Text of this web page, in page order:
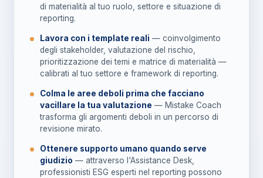
di materialità al tuo ruolo, settore e situazione di
reporting.
Lavora con i template reali — coinvolgimento
degli stakeholder, valutazione del rischio,
prioritizzazione dei temi e matrice di materialità —
calibrati al tuo settore e framework di reporting.
Colma le aree deboli prima che facciano
vacillare la tua valutazione — Mistake Coach
trasforma gli argomenti deboli in un percorso di
revisione mirato.
Ottenere supporto umano quando serve
giudizio — attraverso l'Assistance Desk,
professionisti ESG esperti nel reporting possono